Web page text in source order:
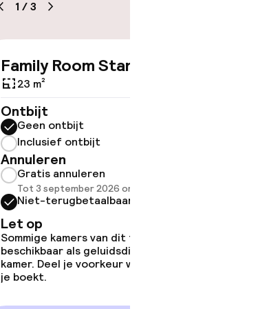
1 /3
Family Room Standard
23 m²
Ontbijt
Geen ontbijt
Inclusief ontbijt
Annuleren
Gratis annuleren
Tot 3 september 2026 om 22:59
Niet-terugbetaalbaar
Let op
Sommige kamers van dit type zijn
beschikbaar als geluidsdichte
kamer. Deel je voorkeur wanneer
je boekt.